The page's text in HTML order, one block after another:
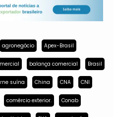
agronegócio Apex-Brasil
balança comercial Brasil
suína China CNA CNI
comércio exterior. Conab